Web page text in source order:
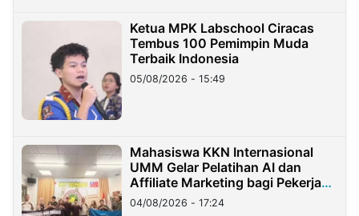
Ketua MPK Labschool Ciracas
Tembus 100 Pemimpin Muda
Terbaik Indonesia
05/08/2026 - 15:49
Mahasiswa KKN Internasional
UMM Gelar Pelatihan AI dan
Affiliate Marketing bagi Pekerja
Migran Indonesia di Taiwan
04/08/2026 - 17:24